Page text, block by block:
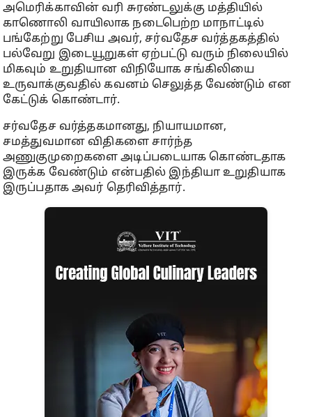
அமெரிக்காவின் வரி சுரண்டலுக்கு மத்தியில்
காணொலி வாயிலாக நடைபெற்ற மாநாட்டில்
பங்கேற்று பேசிய அவர், சர்வதேச வர்த்தகத்தில்
பல்வேறு இடையூறுகள் ஏற்பட்டு வரும் நிலையில்
மிகவும் உறுதியான விநியோக சங்கிலியை
உருவாக்குவதில் கவனம் செலுத்த வேண்டும் என
கேட்டுக் கொண்டார்.
சர்வதேச வர்த்தகமானது, நியாயமான,
சமத்துவமான விதிகளை சார்ந்த
அணுகுமுறைகளை அடிப்படையாக கொண்டதாக
இருக்க வேண்டும் என்பதில் இந்தியா உறுதியாக
இருப்பதாக அவர் தெரிவித்தார்.